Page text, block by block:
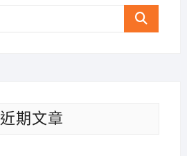
Search
近期文章